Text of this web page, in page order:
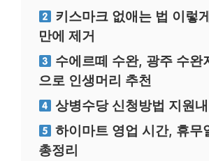
키스마크 없애는 법 이렇
만에 제거
수에르떼 수완, 광주 수완
으로 인생머리 추천
상병수당 신청방법 지원
하이마트 영업 시간, 휴무
총정리